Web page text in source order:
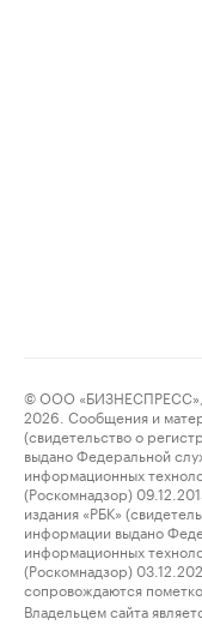
© ООО
2026. Сообщения и
(свидетельство о
выдано Федеральной
информационных
(Роскомнадзор)
издания «РБК»
информации выдано
информационных
(Роскомнадзор)
сопровождаются
Владельцем сайта